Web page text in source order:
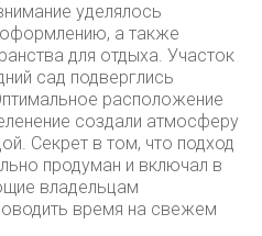
уделялось
а также
для отдыха. Участок
сад подверглись
расположение
создали атмосферу
Секрет в том, что подход
продуман и включал в
владельцам
время на свежем